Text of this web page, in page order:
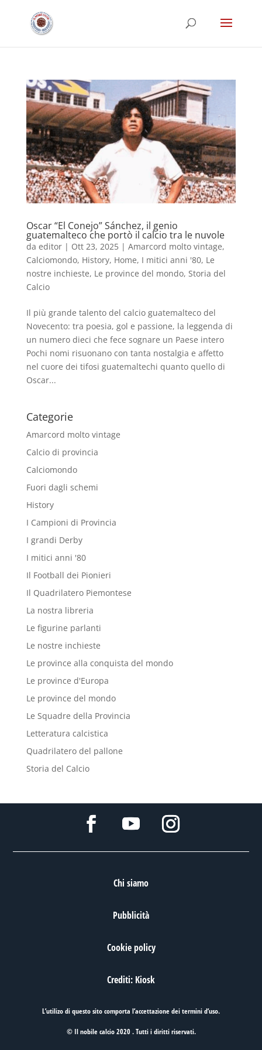
Oscar “El Conejo” Sánchez, il genio
guatemalteco che portò il calcio tra le nuvole
da editor| Ott 23, 2025| Amarcord molto vintage,
Calciomondo, History, Home, I mitici anni '80, Le
nostre inchieste, Le province del mondo, Storia del
Calcio
Il più grande talento del calcio guatemalteco del
Novecento: tra poesia, gol e passione, la leggenda di
un numero dieci che fece sognare un Paese intero
Pochi nomi risuonano con tanta nostalgia e affetto
nel cuore dei tifosi guatemaltechi quanto quello di
Oscar...
Categorie
Amarcord molto vintage
Calcio di provincia
Calciomondo
Fuori dagli schemi
History
I Campioni di Provincia
I grandi Derby
I mitici anni '80
Il Football dei Pionieri
Il Quadrilatero Piemontese
La nostra libreria
Le figurine parlanti
Le nostre inchieste
Le province alla conquista del mondo
Le province d'Europa
Le province del mondo
Le Squadre della Provincia
Letteratura calcistica
Quadrilatero del pallone
Storia del Calcio
Chi siamo
Pubblicità
Cookie policy
Crediti: Kiosk
L’utilizo di questo sito comporta l’accettazione deitermini d’uso.
© Il nobile calcio 2020 . Tutti i diritti riservati.